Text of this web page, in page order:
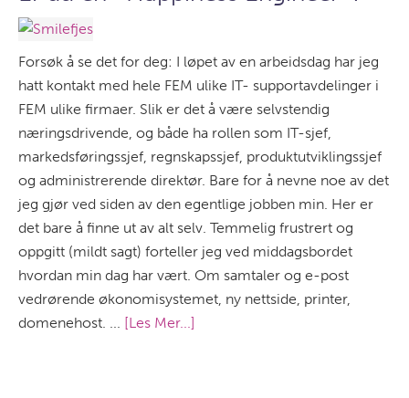
Forsøk å se det for deg: I løpet av en arbeidsdag har jeg
hatt kontakt med hele FEM ulike IT- supportavdelinger i
FEM ulike firmaer. Slik er det å være selvstendig
næringsdrivende, og både ha rollen som IT-sjef,
markedsføringssjef, regnskapssjef, produktutviklingssjef
og administrerende direktør. Bare for å nevne noe av det
jeg gjør ved siden av den egentlige jobben min. Her er
det bare å finne ut av alt selv. Temmelig frustrert og
oppgitt (mildt sagt) forteller jeg ved middagsbordet
hvordan min dag har vært. Om samtaler og e-post
vedrørende økonomisystemet, ny nettside, printer,
domenehost. ... [Les Mer...]